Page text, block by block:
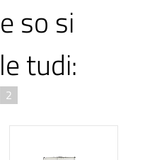
so si
tudi:
2